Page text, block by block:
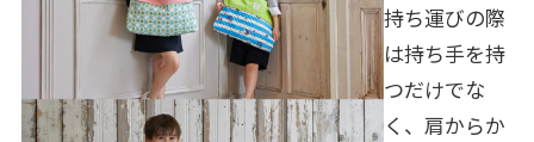
持ち運びの際
は持ち手を持
つだけでな
く、肩からか